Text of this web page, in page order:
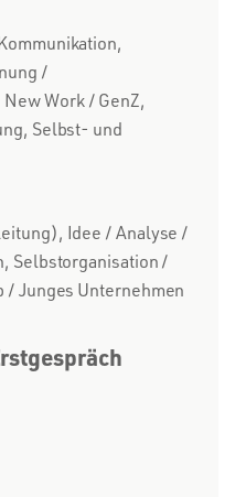
/
Work / GenZ,
Selbst- und
Idee / Analyse /
Selbstorganisation /
/ Junges Unternehmen